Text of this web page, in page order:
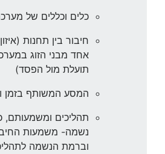
כלים וכללים של
חיבור בין תחנות
אחד מבני הזוג
תועלת מול הפסד)
המסע המשותף בזמן
תהליכים ומשמעותם,
נשמה- משמעות
וברמת הנשמה